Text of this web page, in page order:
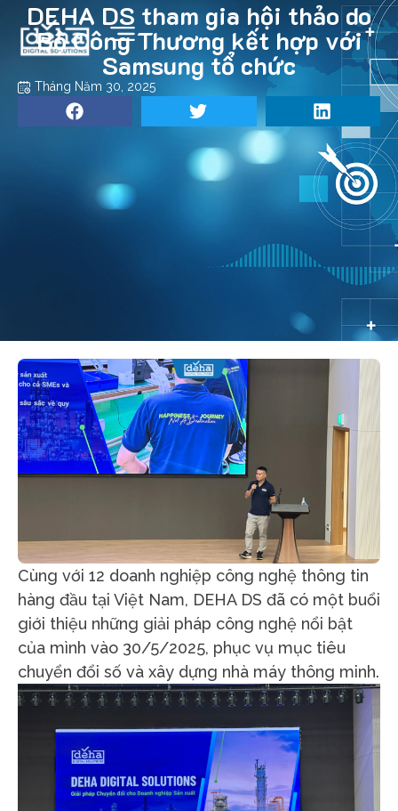
DEHA DS tham gia hội thảo do
Bộ Công Thương kết hợp với
Samsung tổ chức
Tháng Năm 30, 2025
Cùng với 12 doanh nghiệp công nghệ thông tin
hàng đầu tại Việt Nam, DEHA DS đã có một buổi
giới thiệu những giải pháp công nghệ nổi bật
của mình vào 30/5/2025, phục vụ mục tiêu
chuyển đổi số và xây dựng nhà máy thông minh.